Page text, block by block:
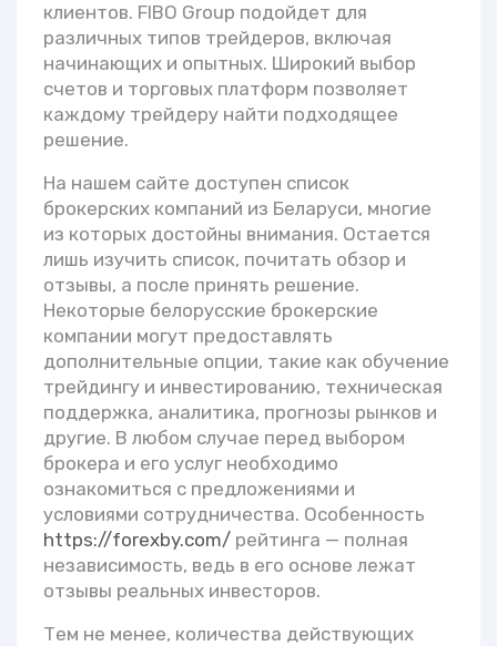
клиентов. FIBO Group подойдет для
различных типов трейдеров, включая
начинающих и опытных. Широкий выбор
счетов и торговых платформ позволяет
каждому трейдеру найти подходящее
решение.
На нашем сайте доступен список
брокерских компаний из Беларуси, многие
из которых достойны внимания. Остается
лишь изучить список, почитать обзор и
отзывы, а после принять решение.
Некоторые белорусские брокерские
компании могут предоставлять
дополнительные опции, такие как обучение
трейдингу и инвестированию, техническая
поддержка, аналитика, прогнозы рынков и
другие. В любом случае перед выбором
брокера и его услуг необходимо
ознакомиться с предложениями и
условиями сотрудничества. Особенность
https://forexby.com/ рейтинга — полная
независимость, ведь в его основе лежат
отзывы реальных инвесторов.
Тем не менее, количества действующих